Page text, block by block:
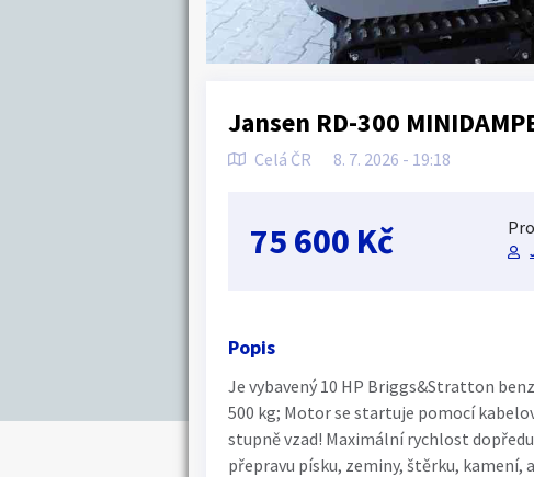
Jansen RD-300
Celá ČR 8. 7. 2026 - 19:18
75 600 Kč
Popis
Je vybavený 10 HP Briggs&Stratton
500 kg; Motor se startuje pomocí
stupně vzad! Maximální rychlost
přepravu písku, zeminy, štěrku, kamení,